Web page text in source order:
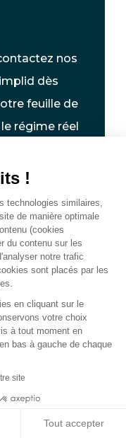
nos
dès
feuille de
régime réel
en gestion
!
technologies similaires,
de manière optimale
(cookies
du contenu sur les
notre trafic
sont placés par les
en cliquant sur le
votre choix
à tout moment en
bas à gauche de chaque
site
Tout accepter